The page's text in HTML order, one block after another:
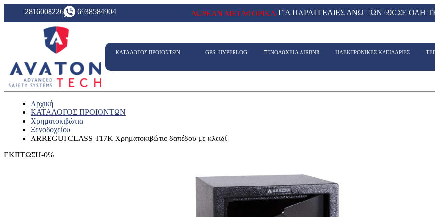
2816008226 6938584904 ΔΩΡΕΑΝ ΜΕΤΑΦΟΡΙΚΑ ΓΙΑ ΠΑΡΑΓΓΕΛΙΕΣ ΑΝΩ ΤΩΝ 69€ ΣΕ ΟΛΗ
ΚΑΤΑΛΟΓΟΣ ΠΡΟΙΟΝΤΩΝ GPS- HYPERLOG ΞΕΝΟΔΟΧΕΙΑ AIRBNB ΗΛΕΚΤΡΟΝΙΚΕΣ ΚΛΕΙΔΑΡΙΕΣ
Αρχική
ΚΑΤΑΛΟΓΟΣ ΠΡΟΙΟΝΤΩΝ
Χρηματοκιβώτια
Ξενοδοχείου
ARREGUI CLASS T17K Χρηματοκιβώτιο δαπέδου με κλειδί
ΕΚΠΤΩΣΗ-0%